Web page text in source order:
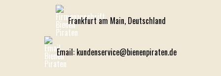
Frankfurt am Main, Deutschland
Email: kundenservice@bienenpiraten.de